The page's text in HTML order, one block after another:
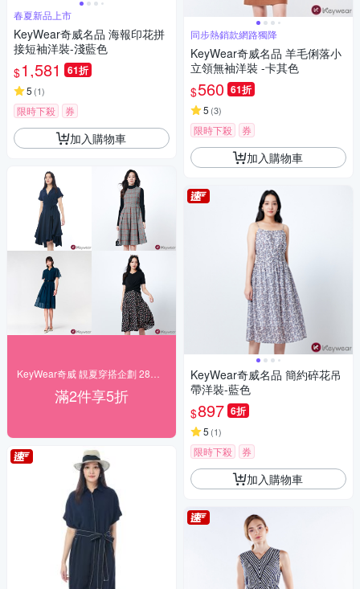
春夏新品上市
KeyWear奇威名品 海報印花拼
接短袖洋裝-淺藍色
$1,581 61折
5 (1)
限時下殺 券
加入購物車
滿2件享5折
同步熱銷款網路獨降
KeyWear奇威名品 羊毛俐落小
立領無袖洋裝 -卡其色
$560 61折
5 (3)
限時下殺 券
加入購物車
KeyWear奇威名品 簡約碎花吊
帶洋裝-藍色
$897 6折
5 (1)
限時下殺 券
加入購物車